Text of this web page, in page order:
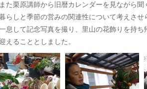
た栗原講師から旧暦カレンダーを見ながら
らしと季節の営みの関連性について考えさ
息して記念写真を撮り、里山の花飾りを持
えることとしました。